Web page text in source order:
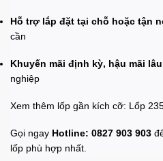
Hỗ trợ lắp đặt tại chỗ hoặc tận
cần
Khuyến mãi định kỳ, hậu mãi
nghiệp
Xem thêm lốp gần kích cỡ: Lốp
Gọi ngay Hotline: 0827 903 903
lốp phù hợp nhất.